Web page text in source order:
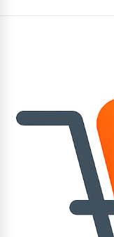
KARNA KENA
*APABILA
KETENTUAN,
ORDER ULANG.
Bubble Wrap
Gojek/Grab)
Ini adalah produk